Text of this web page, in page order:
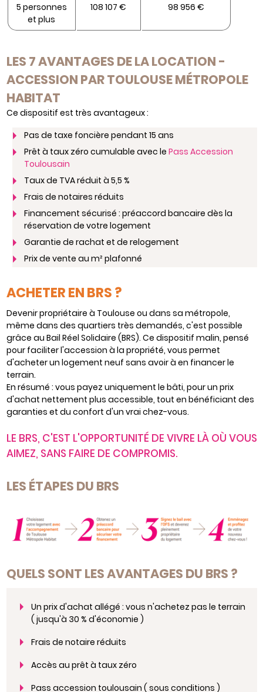
5 personnes
et plus
108 107 € 98 956 €
LES 7 AVANTAGES DE LA LOCATION -
ACCESSION PAR TOULOUSE MÉTROPOLE
HABITAT
Ce dispositif est très avantageux :
Pas de taxe foncière pendant 15 ans
Prêt à taux zéro cumulable avec le Pass Accession
Toulousain
Taux de TVA réduit à 5,5 %
Frais de notaires réduits
Financement sécurisé : préaccord bancaire dès la
réservation de votre logement
Garantie de rachat et de relogement
Prix de vente au m² plafonné
ACHETER EN BRS ?
Devenir propriétaire à Toulouse ou dans sa métropole,
même dans des quartiers très demandés, c'est possible
grâce au Bail Réel Solidaire (BRS). Ce dispositif malin, pensé
pour faciliter l'accession à la propriété, vous permet
d'acheter un logement neuf sans avoir à en financer le
terrain.
En résumé : vous payez uniquement le bâti, pour un prix
d'achat nettement plus accessible, tout en bénéficiant des
garanties et du confort d'un vrai chez-vous.
LE BRS, C'EST L'OPPORTUNITÉ DE VIVRE LÀ OÙ VOUS
AIMEZ, SANS FAIRE DE COMPROMIS.
LES ÉTAPES DU BRS
QUELS SONT LES AVANTAGES DU BRS ?
Un prix d'achat allégé : vous n'achetez pas le terrain
( jusqu'à 30 % d'économie )
Frais de notaire réduits
Accès au prêt à taux zéro
Pass accession toulousain ( sous conditions )